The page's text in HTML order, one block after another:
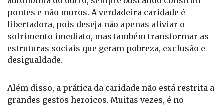
paternalistas. Ela deve promover a dignidade e a
autonomia do outro, sempre buscando construir
pontes e não muros. A verdadeira caridade é
libertadora, pois deseja não apenas aliviar o
sofrimento imediato, mas também transformar as
estruturas sociais que geram pobreza, exclusão e